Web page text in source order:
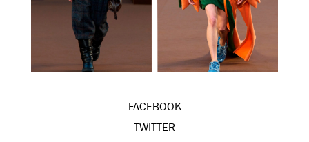
FACEBOOK
TWITTER